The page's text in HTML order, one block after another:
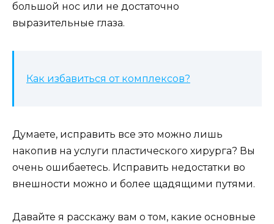
большой нос или не достаточно
выразительные глаза.
Как избавиться от комплексов?
Думаете, исправить все это можно лишь
накопив на услуги пластического хирурга? Вы
очень ошибаетесь. Исправить недостатки во
внешности можно и более щадящими путями.
Давайте я расскажу вам о том, какие основные